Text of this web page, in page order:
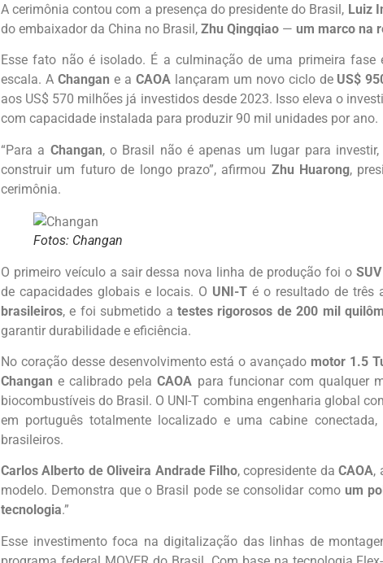
A cerimônia contou com a presença do presidente do Brasil, Luiz
do embaixador da China no Brasil, Zhu Qingqiao — um marco na
Esse fato não é isolado. É a culminação de uma primeira
escala. A Changan e a CAOA lançaram um novo ciclo de US$
aos US$ 570 milhões já investidos desde 2023. Isso eleva o
com capacidade instalada para produzir 90 mil unidades por ano.
“Para a Changan, o Brasil não é apenas um lugar para
construir um futuro de longo prazo”, afirmou Zhu Huarong,
cerimônia.
Fotos: Changan
O primeiro veículo a sair dessa nova linha de produção foi o
de capacidades globais e locais. O UNI-T é o resultado de três
brasileiros, e foi submetido a testes rigorosos de 200 mil
garantir durabilidade e eficiência.
No coração desse desenvolvimento está o avançado motor 1.5
Changane calibrado pelaCAOA para funcionar com qualquer
biocombustíveis do Brasil. O UNI-T combina engenharia global
em português totalmente localizado e uma cabine
brasileiros.
Carlos Alberto de Oliveira Andrade Filho, copresidente daCAOA,
modelo. Demonstra que o Brasil pode se consolidar como um
tecnologia.”
Esse investimento foca na digitalização das linhas de